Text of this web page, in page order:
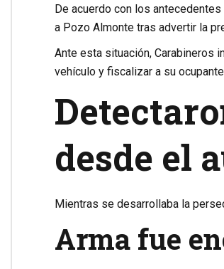
De acuerdo con los
a Pozo Almonte tras advertir la
Ante esta situación, Carabineros
vehículo y fiscalizar a su
desde el
Mientras se desarrollaba la
Arma fue